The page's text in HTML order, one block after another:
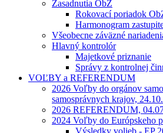
Zasadnutia ObZ
Rokovací poriadok
Harmonogram
Všeobecne záväzné
Hlavný kontrolór
Majetkové priznanie
Správy z kontrolnej
VOĽBY a REFERENDUM
2026 Voľby do orgánov
samosprávnych krajov,
2026 REFERENDUM,
2024 Voľby do Európskeho
Výsledky volieb - EP